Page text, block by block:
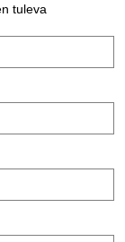
tuleva